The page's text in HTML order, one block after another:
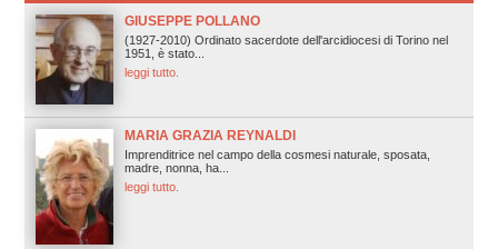
GIUSEPPE POLLANO
(1927-2010) Ordinato sacerdote dell'arcidiocesi di Torino nel
1951, è stato...
leggi tutto.
MARIA GRAZIA REYNALDI
Imprenditrice nel campo della cosmesi naturale, sposata,
madre, nonna, ha...
leggi tutto.